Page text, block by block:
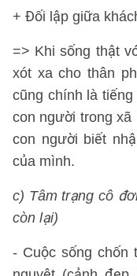
+ Đối lập giữa
=> Khi sống thật
xót xa cho thân
cũng chính là
con người trong xã
con người biết
của mình.
c) Tâm trạng cô
còn lại)
- Cuộc sống chốn